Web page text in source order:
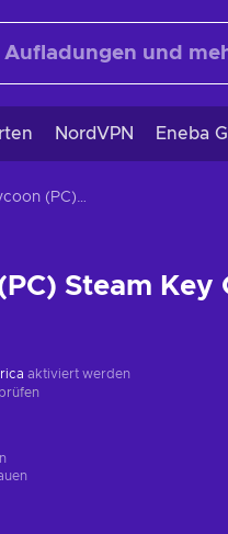
NordVPN Eneba
Crafting Tycoon (PC) Steam Key GLOBAL
Steam Key
aktiviert werden
prüfen